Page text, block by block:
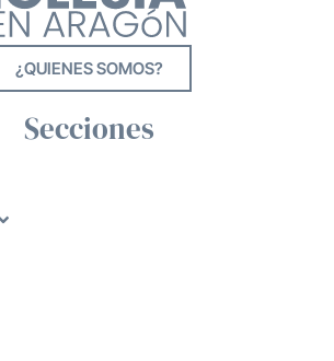
¿QUIENES SOMOS?
Secciones